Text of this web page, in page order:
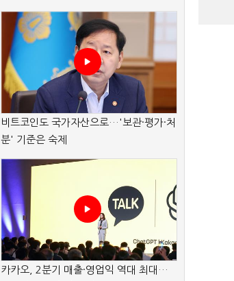
비트코인도 국가자산으로…'보관·평가·처
분' 기준은 숙제
카카오, 2분기 매출·영업익 역대 최대…